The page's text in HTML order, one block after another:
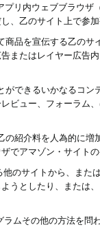
リ内ウェブブラウ
、乙のサイト上で参
品を宣伝する乙の
またはレイヤー広告
できるいかなるコ
ビュー、フォーラム
の紹介料を人為的に
でアマゾン・サイト
のサイトから、ま
うとしたり、または
ムその他の方法を